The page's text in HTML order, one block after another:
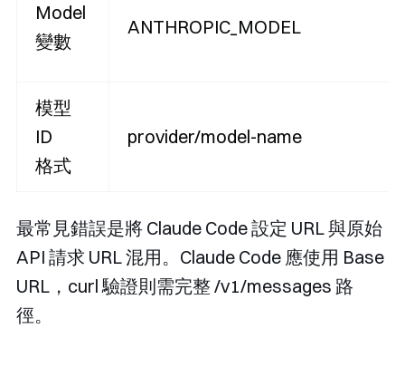
Model
變數
ANTHROPIC_MODEL
模型
ID
格式
provider/model-name
最常見錯誤是將 Claude Code 設定 URL 與原始
API 請求 URL 混用。Claude Code 應使用 Base
URL，curl 驗證則需完整 /v1/messages 路
徑。